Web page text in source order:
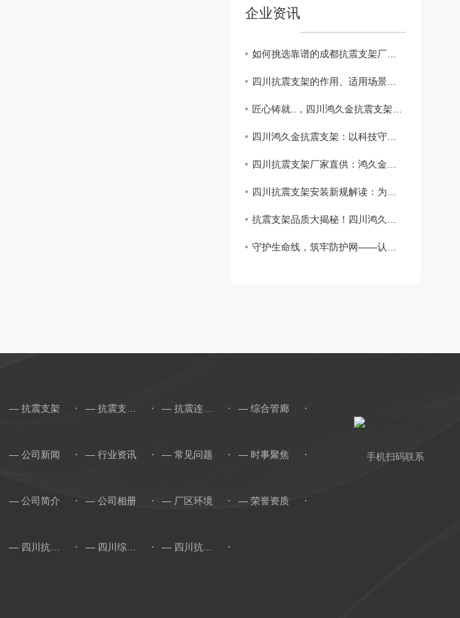
企业资讯
如何挑选靠谱的成都抗震支架厂家？四川抗震支架采购避坑指南
四川抗震支架的作用、适用场景及本地选型优势
匠心铸就..，四川鸿久金抗震支架厂家带领机电抗震系统技术创新
四川鸿久金抗震支架：以科技守护建筑..，专业机电抗震解决方案供应商
四川抗震支架厂家直供：鸿久金专注品质，提供贴心售后安装服务
四川抗震支架安装新规解读：为何建筑机电要安装抗震支架？找鸿久金
抗震支架品质大揭秘！四川鸿久金如何用“硬实力”守护建筑安危？
守护生命线，筑牢防护网——认识抗震支架的重要性与四川鸿久金的专业守护
— 抗震支架 — 抗震支架配件 — 抗震连接件 — 综合管廊
— 公司新闻 — 行业资讯 — 常见问题 — 时事聚焦
— 公司简介 — 公司相册 — 厂区环境 — 荣誉资质
— 四川抗震支架配件 — 四川综合管廊 — 四川抗震连接件
手机扫码联系